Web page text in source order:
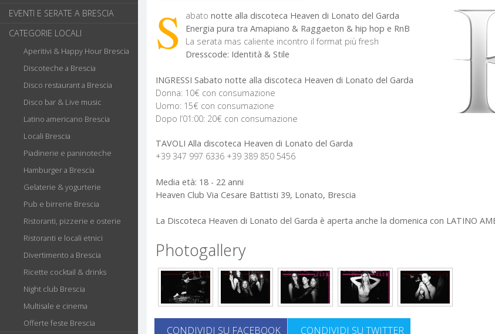
EVENTI E SERATE A BRESCIA
CATEGORIE LOCALI
Aperitivi & Happy Hour Brescia
Discoteche a Brescia
Disco restaurant a Brescia
Disco bar & Live music
Latino americano Brescia
Locali Brescia
Piadinerie e paninoteche
Hamburger a Brescia
Gelaterie & yogurterie
Pub e birrerie Brescia
Ristoranti, pizzerie e osterie
Ristoranti e locali etnici
Divertimento a Brescia
Ricette cocktail & drinks
Night club Brescia
Multisale e cinema
Offerte feste Brescia
S abato notte alla discoteca Heaven di Lonato del Garda
Energia pura tra Amapiano & Raggaeton & hip hop e RnB
La serata mas caliente incontro il format più fresh
Dresscode: Identità & Stile
INGRESSI Sabato notte alla discoteca Heaven di Lonato del Garda
Donna: 10€ con consumazione
Uomo: 15€ con consumazione
Dopo l’01:00: 20€ con consumazione
TAVOLI Alla discoteca Heaven di Lonato del Garda
+39 347 997 6336 +39 389 850 5456
Media età: 18 - 22 anni
Heaven Club Via Cesare Battisti 39, Lonato, Brescia
La Discoteca Heaven di Lonato del Garda è aperta anche la domenica con LATINO
Photogallery
CONDIVIDI SU FACEBOOK CONDIVIDI SU TWITTER